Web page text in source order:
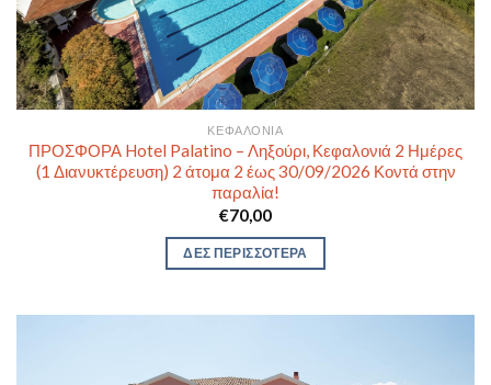
ΚΕΦΑΛΟΝΙΆ
ΠΡΟΣΦΟΡΑ Hotel Palatino – Ληξούρι, Κεφαλονιά 2 Ημέρες
(1 Διανυκτέρευση) 2 άτομα 2 έως 30/09/2026 Κοντά στην
παραλία!
€70,00
ΔΕΣ ΠΕΡΙΣΣΟΤΕΡΑ